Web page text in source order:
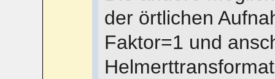
der örtlichen
Faktor=1 und